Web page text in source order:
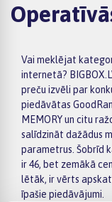
Vai meklējat
internetā?
preču izvēli par
piedāvātas
MEMORY un citu
salīdzināt dažādus
parametrus. Šobrīd
ir 46, bet zemākā
lētāk, ir vērts
īpašie piedāvājumi.